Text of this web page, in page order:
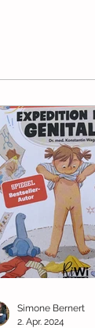
Simone Bernert
2. Apr. 2024